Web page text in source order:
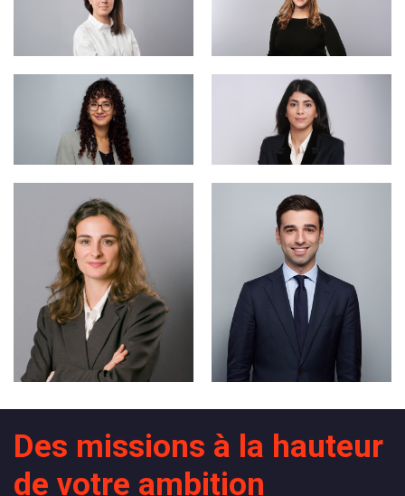
Des missions à la hauteur
de votre ambition